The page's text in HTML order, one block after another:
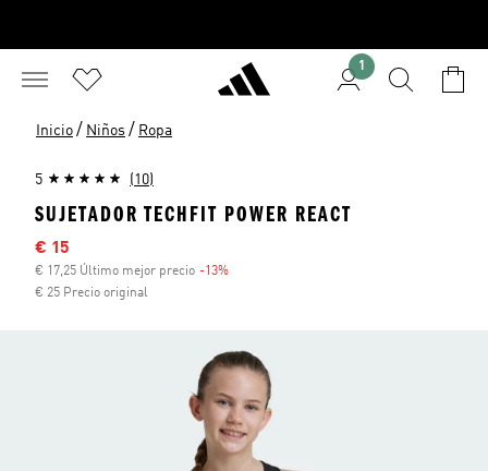
1
Inicio / Niños / Ropa
5 (10)
SUJETADOR TECHFIT POWER REACT
Precio rebajado
€ 15
€ 17,25 Último mejor precio -13%
€ 25 Precio original